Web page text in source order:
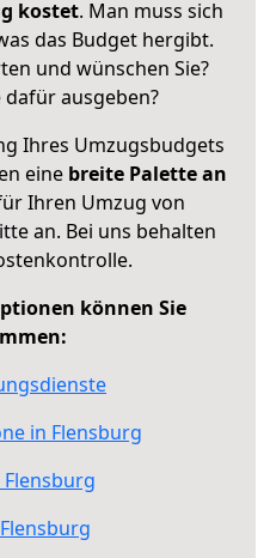
kostet. Man muss sich
das Budget hergibt.
und wünschen Sie?
dafür ausgeben?
Ihres Umzugsbudgets
eine breite Palette an
Ihren Umzug von
an. Bei uns behalten
können Sie
in Flensburg